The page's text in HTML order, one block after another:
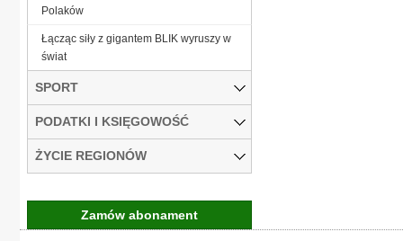
Polaków
Łącząc siły z gigantem BLIK wyruszy w
świat
SPORT
PODATKI I KSIĘGOWOŚĆ
ŻYCIE REGIONÓW
Zamów abonament